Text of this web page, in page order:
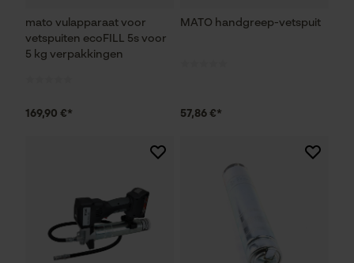
mato vulapparaat voor
vetspuiten ecoFILL 5s voor
5 kg verpakkingen
169,90 €*
MATO handgreep-vetspuit
57,86 €*